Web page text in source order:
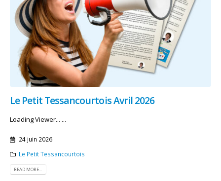
Le Petit Tessancourtois Avril 2026
Loading Viewer... ...
24 juin 2026
Le Petit Tessancourtois
READ MORE...